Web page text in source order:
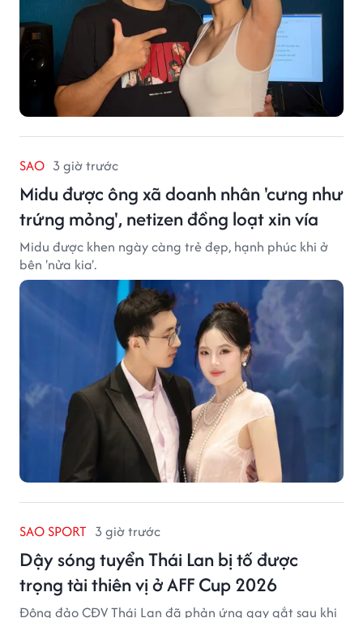
SAO 3 giờ trước
Midu được ông xã doanh nhân 'cưng như
trứng mỏng', netizen đồng loạt xin vía
Midu được khen ngày càng trẻ đẹp, hạnh phúc khi ở
bên 'nửa kia'.
SAO SPORT 3 giờ trước
Dậy sóng tuyển Thái Lan bị tố được
trọng tài thiên vị ở AFF Cup 2026
Đông đảo CĐV Thái Lan đã phản ứng gay gắt sau khi